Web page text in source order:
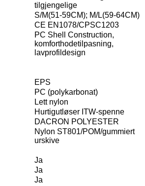
tilgjengelige
S/M(51-59CM); M/L(59-64CM)
CE EN1078/CPSC1203
PC Shell Construction,
komforthodetilpasning,
lavprofildesign
EPS
PC (polykarbonat)
Lett nylon
Hurtigutløser ITW-spenne
DACRON POLYESTER
Nylon ST801/POM/gummiert
urskive
Ja
Ja
Ja